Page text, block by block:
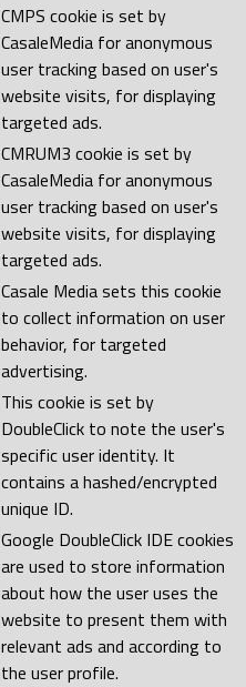
CMPS cookie is set by
CasaleMedia for anonymous
user tracking based on user's
website visits, for displaying
targeted ads.
CMRUM3 cookie is set by
CasaleMedia for anonymous
user tracking based on user's
website visits, for displaying
targeted ads.
Casale Media sets this cookie
to collect information on user
behavior, for targeted
advertising.
This cookie is set by
DoubleClick to note the user's
specific user identity. It
contains a hashed/encrypted
unique ID.
Google DoubleClick IDE cookies
are used to store information
about how the user uses the
website to present them with
relevant ads and according to
the user profile.